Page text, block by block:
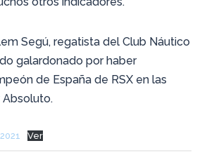
Segú, regatista del Club Náutico
galardonado por haber
de España de RSX en las
Absoluto.
Ver